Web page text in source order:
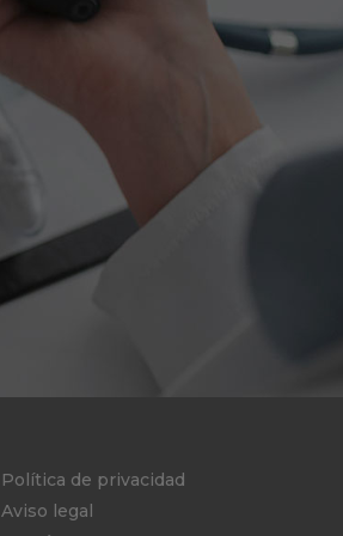
Política de privacidad
Aviso legal